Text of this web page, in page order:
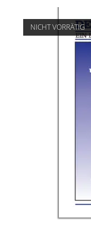
NICHT VORRÄTIG